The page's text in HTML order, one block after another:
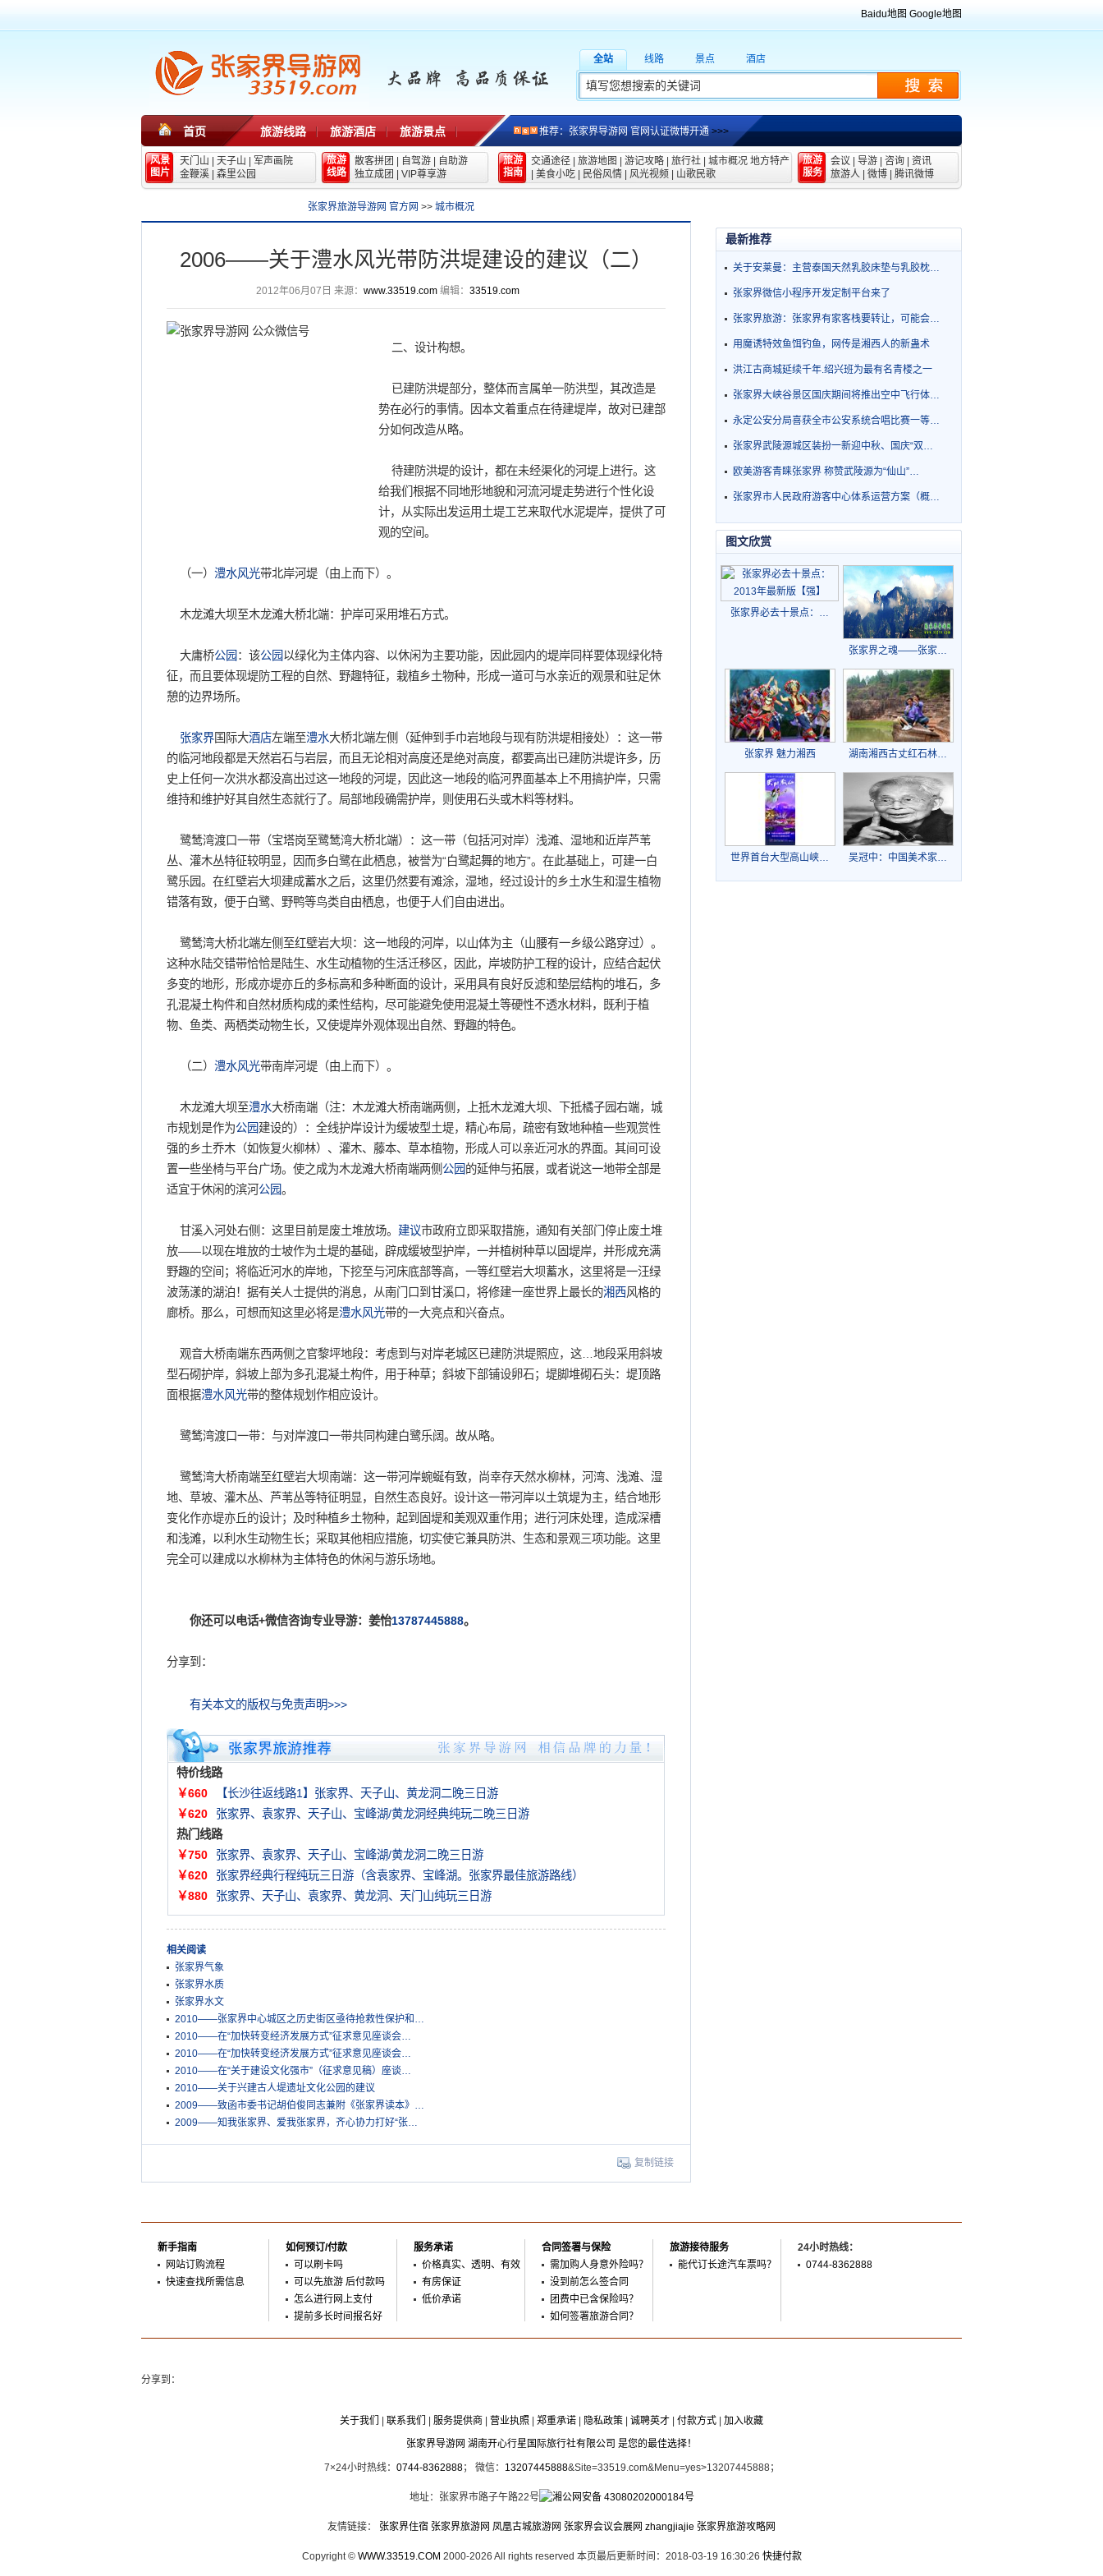
Baidu地图 Google地图
全站 线路 景点 酒店
首页 旅游线路 旅游酒店 旅游景点 推荐：张家界导游网 官网认证微博开通>>>
风景
图片
天门山 天子山
军声画院
金鞭溪
森里公园
旅游
线路
散客拼团 自驾游
自助游
独立成团
VIP尊享游
旅游
指南
交通途径 旅游地图 游记攻略 旅行社 城市概况 地方特产
美食小吃 民俗风情 风光视频 山歌民歌
旅游
服务
会议 导游 咨询
资讯
旅游人
微博 腾讯微博
张家界旅游导游网 官方网 >> 城市概况
2006——关于澧水风光带防洪堤建设的建议（二）
2012年06月07日 来源： www.33519.com编辑： 33519.com
二、设计构想。
已建防洪堤部分，整体而言属单一防洪型，其改造是
势在必行的事情。因本文着重点在待建堤岸，故对已建部
分如何改造从略。
待建防洪堤的设计，都在未经渠化的河堤上进行。这
给我们根据不同地形地貌和河流河堤走势进行个性化设
计，从实际出发运用土堤工艺来取代水泥堤岸，提供了可
观的空间。
（一） 澧水风光带北岸河堤（由上而下）。
木龙滩大坝至木龙滩大桥北端：护岸可采用堆石方式。
大庸桥公园 ：该公园以绿化为主体内容、以休闲为主要功能，因此园内的堤岸同样要体现绿化特
征，而且要体现堤防工程的自然、野趣特征，栽植乡土物种，形成一道可与水亲近的观景和驻足休
憩的边界场所。
张家界国际大酒店左端至澧水大桥北端左侧（延伸到手巾岩地段与现有防洪堤相接处）：这一带
的临河地段都是天然岩石与岩层，而且无论相对高度还是绝对高度，都要高出已建防洪堤许多，历
史上任何一次洪水都没高出过这一地段的河堤，因此这一地段的临河界面基本上不用搞护岸，只需
维持和维护好其自然生态就行了。局部地段确需护岸，则使用石头或木料等材料。
鹭鸶湾渡口一带（宝塔岗至鹭鸶湾大桥北端）：这一带（包括河对岸）浅滩、湿地和近岸芦苇
丛、灌木丛特征较明显，因而多白鹭在此栖息，被誉为“白鹭起舞的地方”。在此基础上，可建一白
鹭乐园。在红壁岩大坝建成蓄水之后，这里仍然要有滩涂，湿地，经过设计的乡土水生和湿生植物
错落有致，便于白鹭、野鸭等鸟类自由栖息，也便于人们自由进出。
鹭鸶湾大桥北端左侧至红壁岩大坝：这一地段的河岸，以山体为主（山腰有一乡级公路穿过）。
这种水陆交错带恰恰是陆生、水生动植物的生活迁移区，因此，岸坡防护工程的设计，应结合起伏
多变的地形，形成亦堤亦丘的多标高和多种断面的设计，采用具有良好反滤和垫层结构的堆石，多
孔混凝土构件和自然材质构成的柔性结构，尽可能避免使用混凝土等硬性不透水材料，既利于植
物、鱼类、两栖类动物生长，又使堤岸外观体现出自然、野趣的特色。
（二） 澧水风光带南岸河堤（由上而下）。
木龙滩大坝至澧水大桥南端（注：木龙滩大桥南端两侧，上抵木龙滩大坝、下抵橘子园右端，城
市规划是作为公园建设的）：全线护岸设计为缓坡型土堤，精心布局，疏密有致地种植一些观赏性
强的乡土乔木（如恢复火柳林）、灌木、藤本、草本植物，形成人可以亲近河水的界面。其间可设
置一些坐椅与平台广场。使之成为木龙滩大桥南端两侧 公园的延伸与拓展，或者说这一地带全部是
适宜于休闲的滨河 公园。
甘溪入河处右侧：这里目前是废土堆放场。 建议市政府立即采取措施，通知有关部门停止废土堆
放——以现在堆放的士坡作为土堤的基础，辟成缓坡型护岸，一并植树种草以固堤岸，并形成充满
野趣的空间；将临近河水的岸地，下挖至与河床底部等高，一等红壁岩大坝蓄水，这里将是一汪绿
波荡漾的湖泊！据有关人士提供的消息，从南门口到甘溪口，将修建一座世界上最长的湘西风格的
廊桥。那么，可想而知这里必将是澧水风光带的一大亮点和兴奋点。
观音大桥南端东西两侧之官黎坪地段：考虑到与对岸老城区已建防洪堤照应，这…地段采用斜坡
型石砌护岸，斜坡上部为多孔混凝土构件，用于种草；斜坡下部铺设卵石；堤脚堆砌石头：堤顶路
面根据澧水风光带的整体规划作相应设计。
鹭鸶湾渡口一带：与对岸渡口一带共同构建白鹭乐阔。故从略。
鹭鸶湾大桥南端至红壁岩大坝南端：这一带河岸蜿蜒有致，尚幸存天然水柳林，河湾、浅滩、湿
地、草坡、灌木丛、芦苇丛等特征明显，自然生态良好。设计这一带河岸以土筑堤为主，结合地形
变化作亦堤亦丘的设计；及时种植乡土物种，起到固堤和美观双重作用；进行河床处理，造成深槽
和浅滩，以利水生动物生长；采取其他相应措施，切实使它兼具防洪、生态和景观三项功能。这里
完全可以建成以水柳林为主体特色的休闲与游乐场地。
你还可以电话+微信咨询专业导游：姜怡13787445888。
分享到：
有关本文的版权与免责声明>>>
特价线路
￥660
【长沙往返线路1】张家界、天子山、黄龙洞二晚三日游
￥620
张家界、袁家界、天子山、宝峰湖/黄龙洞经典纯玩二晚三日游
热门线路
￥750
张家界、袁家界、天子山、宝峰湖/黄龙洞二晚三日游
￥620
张家界经典行程纯玩三日游（含袁家界、宝峰湖。张家界最佳旅游路线）
￥880
张家界、天子山、袁家界、黄龙洞、天门山纯玩三日游
相关阅读
张家界气象
张家界水质
张家界水文
2010——张家界中心城区之历史街区亟待抢救性保护和…
2010——在“加快转变经济发展方式”征求意见座谈会…
2010——在“加快转变经济发展方式”征求意见座谈会…
2010——在“关于建设文化强市”（征求意见稿）座谈…
2010——关于兴建古人堤遗址文化公园的建议
2009——致函市委书记胡伯俊同志兼附《张家界读本》…
2009——知我张家界、爱我张家界，齐心协力打好“张…
复制链接
最新推荐
关于安莱曼：主营泰国天然乳胶床垫与乳胶枕…
张家界微信小程序开发定制平台来了
张家界旅游：张家界有家客栈要转让，可能会…
用魔诱特效鱼饵钓鱼，网传是湘西人的新蛊术
洪江古商城延续千年.绍兴班为最有名青楼之一
张家界大峡谷景区国庆期间将推出空中飞行体…
永定公安分局喜获全市公安系统合唱比赛一等…
张家界武陵源城区装扮一新迎中秋、国庆“双…
欧美游客青睐张家界 称赞武陵源为“仙山”…
张家界市人民政府游客中心体系运营方案（概…
图文欣赏
张家界必去十景点：…
张家界之魂——张家…
张家界 魅力湘西 湖南湘西古丈红石林…
世界首台大型高山峡… 吴冠中：中国美术家…
新手指南
网站订购流程
快速查找所需信息
如何预订/付款
可以刷卡吗
可以先旅游 后付款吗
怎么进行网上支付
提前多长时间报名好
服务承诺
价格真实、透明、有效
有房保证
低价承诺
合同签署与保险
需加购人身意外险吗？
没到前怎么签合同
团费中已含保险吗？
如何签署旅游合同？
旅游接待服务
能代订长途汽车票吗？
24小时热线：
0744-8362888
分享到：
关于我们 联系我们 服务提供商 营业执照 郑重承诺 隐私政策 诚聘英才 付款方式
加入收藏
张家界导游网 湖南开心行星国际旅行社有限公司 是您的最佳选择！
7×24小时热线： 0744-8362888； 微信： 13207445888&Site=33519.com&Menu=yes>13207445888；
地址：张家界市路子午路22号 湘公网安备 43080202000184号
友情链接： 张家界住宿 张家界旅游网 凤凰古城旅游网 张家界会议会展网 zhangjiajie 张家界旅游攻略网
Copyright © WWW.33519.COM 2000-2026 All rights reserved 本页最后更新时间：2018-03-19 16:30:26 快捷付款